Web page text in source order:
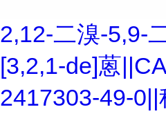
2,12-二溴-5,9-
[3,2,1-de]蒽
2417303-49-